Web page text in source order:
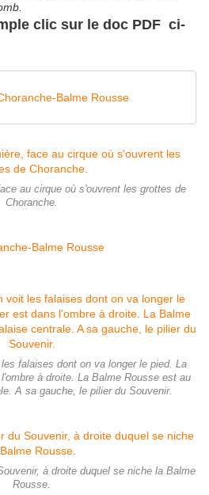
clic sur le doc PDF ci-
Balme Rousse
au cirque où s'ouvrent les grottes de
Choranche.
falaises dont on va longer le pied. La
à droite. La Balme Rousse est au
A sa gauche, le pilier du Souvenir.
à droite duquel se niche la Balme
Rousse.